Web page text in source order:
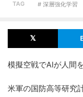
TAG # 深層強化学習
模擬空戦でAIが人間
米軍の国防高等研究